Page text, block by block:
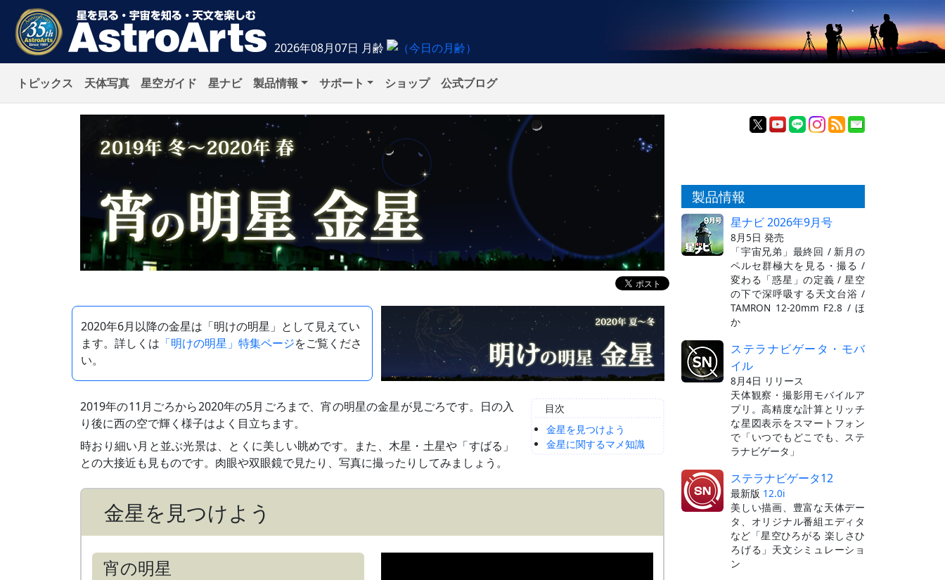
2026年08月07日 月齢
トピックス 天体写真 星空ガイド 星ナビ 製品情報 サポート ショップ 公式ブログ
2020年6月以降の金星は「明けの明星」として見えてい
ます。詳しくは 「明けの明星」特集ページをご覧くださ
い。
2019年の11月ごろから2020年の5月ごろまで、宵の明星の金星が見ごろです。日の入
り後に西の空で輝く様子はよく目立ちます。
時おり細い月と並ぶ光景は、とくに美しい眺めです。また、木星・土星や「すばる」
との大接近も見ものです。肉眼や双眼鏡で見たり、写真に撮ったりしてみましょう。
目次
金星を見つけよう
金星に関するマメ知識
金星を見つけよう
宵の明星
製品情報
星ナビ 2026年9月号
8月5日 発売
「宇宙兄弟」最終回 / 新月の
ペルセ群極大を見る・撮る /
変わる「惑星」の定義 / 星空
の下で深呼吸する天文台浴 /
TAMRON 12-20mm F2.8 / ほ
か
ステラナビゲータ・モバ
イル
8月4日 リリース
天体観察・撮影用モバイルア
プリ。高精度な計算とリッチ
な星図表示をスマートフォン
で「いつでもどこでも、ステ
ラナビゲータ」
ステラナビゲータ12
最新版 12.0i
美しい描画、豊富な天体デー
タ、オリジナル番組エディタ
など「星空ひろがる 楽しさひ
ろげる」天文シミュレーショ
ン